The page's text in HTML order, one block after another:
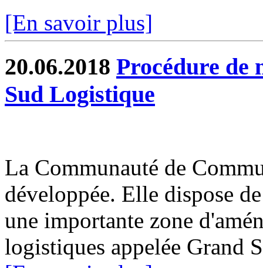
[En savoir plus]
20.06.2018 Procédure de
Sud Logistique
La Communauté de
développée. Elle dispose
une importante zone
logistiques appelée Grand